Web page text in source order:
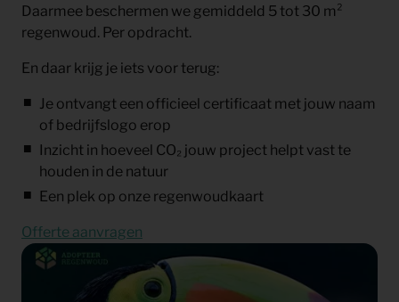
Daarmee beschermen we gemiddeld 5 tot 30 m²
regenwoud. Per opdracht.
En daar krijg je iets voor terug:
Je ontvangt een officieel certificaat met jouw naam
of bedrijfslogo erop
Inzicht in hoeveel CO₂ jouw project helpt vast te
houden in de natuur
Een plek op onze regenwoudkaart
Offerte aanvragen